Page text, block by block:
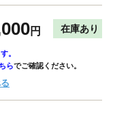
円 在庫あり
。
らでご確認ください。